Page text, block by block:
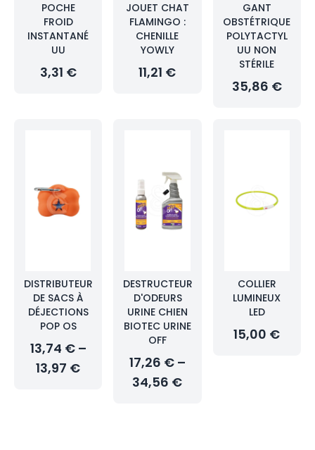
POCHE
FROID
INSTANTANÉ
UU
3,31 €
JOUET CHAT
FLAMINGO :
CHENILLE
YOWLY
11,21 €
GANT
OBSTÉTRIQUE
POLYTACTYL
UU NON
STÉRILE
35,86 €
DISTRIBUTEUR
DE SACS À
DÉJECTIONS
POP OS
13,74 € –
13,97 €
DESTRUCTEUR
D'ODEURS
URINE CHIEN
BIOTEC URINE
OFF
17,26 € –
34,56 €
COLLIER
LUMINEUX
LED
15,00 €